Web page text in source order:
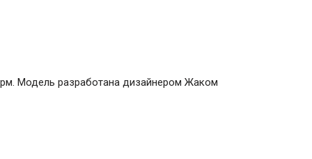
Модель разработана дизайнером Жаком